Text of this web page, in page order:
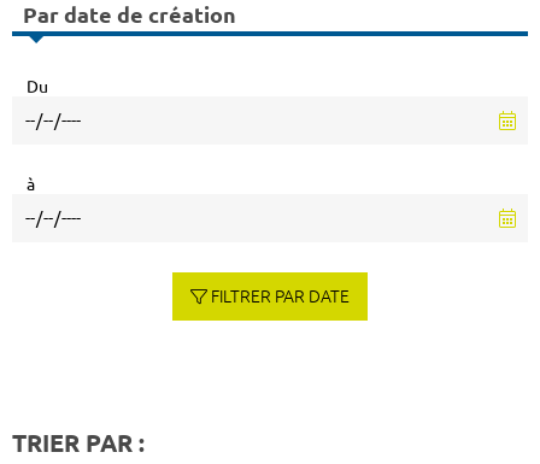
Par date de création
Du
à
FILTRER PAR DATE
TRIER PAR :